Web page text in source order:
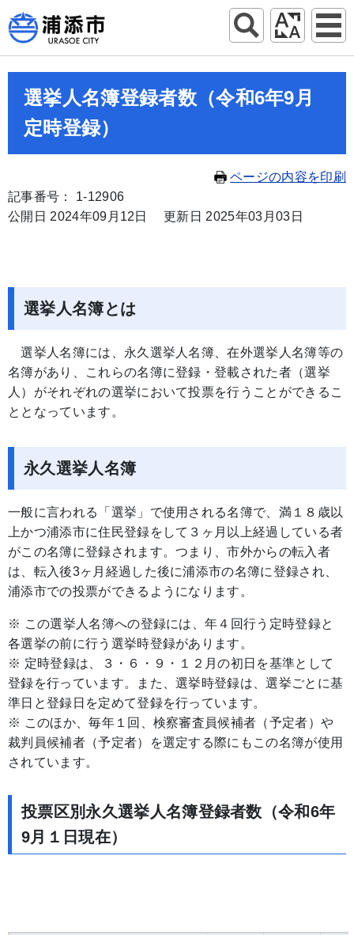
選挙人名簿登録者数（令和6年9月
定時登録）
ページの内容を印刷
記事番号： 1-12906
公開日 2024年09月12日
更新日 2025年03月03日
選挙人名簿とは
選挙人名簿には、永久選挙人名簿、在外選挙人名簿等の
名簿があり、これらの名簿に登録・登載された者（選挙
人）がそれぞれの選挙において投票を行うことができるこ
ととなっています。
永久選挙人名簿
一般に言われる「選挙」で使用される名簿で、満１８歳以
上かつ浦添市に住民登録をして３ヶ月以上経過している者
がこの名簿に登録されます。つまり、市外からの転入者
は、転入後3ヶ月経過した後に浦添市の名簿に登録され、
浦添市での投票ができるようになります。
※ この選挙人名簿への登録には、年４回行う定時登録と
各選挙の前に行う選挙時登録があります。
※ 定時登録は、３・６・９・１２月の初日を基準として
登録を行っています。また、選挙時登録は、選挙ごとに基
準日と登録日を定めて登録を行っています。
※ このほか、毎年１回、検察審査員候補者（予定者）や
裁判員候補者（予定者）を選定する際にもこの名簿が使用
されています。
投票区別永久選挙人名簿登録者数（令和6年
9月１日現在）